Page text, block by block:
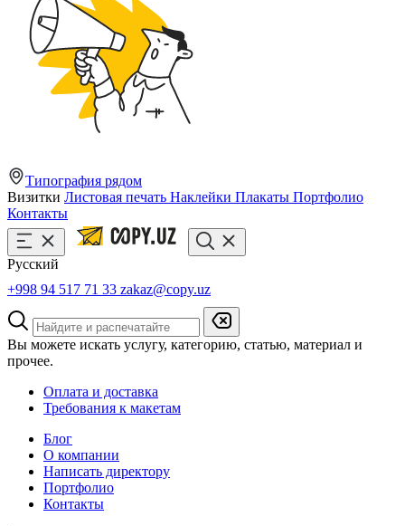
Типография рядом
Визитки Листовая печать Наклейки Плакаты Портфолио
Контакты
Русский
+998 94 517 71 33 zakaz@copy.uz
Вы можете искать услугу, категорию, статью, материал и
прочее.
Оплата и доставка
Требования к макетам
Блог
О компании
Написать директору
Портфолио
Контакты